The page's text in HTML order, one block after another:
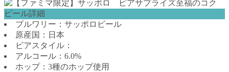
ビール詳細
ブルワリー：サッポロビール
原産国：日本
ビアスタイル：
アルコール：6.0%
ホップ：3種のホップ使用